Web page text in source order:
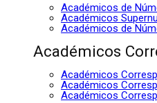
Académicos de
Académicos
Académicos de
Académicos
Académicos
Académicos
Académicos